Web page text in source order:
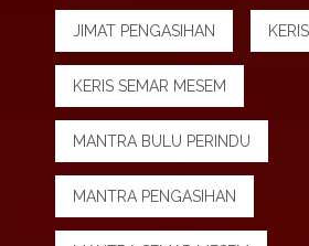
JIMAT PENGASIHAN
KERIS SEMAR MESEM
MANTRA BULU PERINDU
MANTRA PENGASIHAN